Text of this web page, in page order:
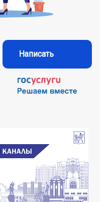
Написать